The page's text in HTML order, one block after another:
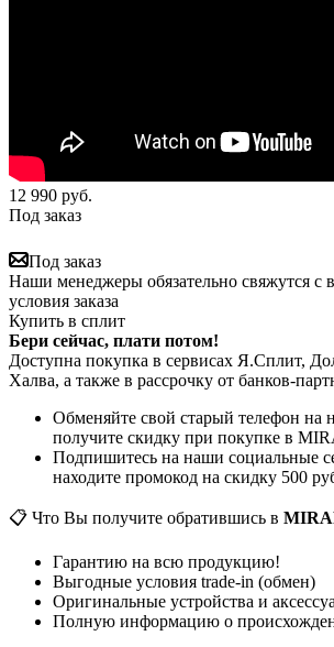
12 990 руб.
Под заказ
Под заказ
Наши менеджеры обязательно свяжутся с
условия заказа
Купить в сплит
Бери сейчас, плати потом!
Доступна покупка в сервисах Я.Сплит,
Халва, а также в рассрочку от банков-
Обменяйте свой старый телефон на
получите скидку при покупке в
Подпишитесь на наши социальные
находите промокод на скидку 500
📋 Что Вы получите обратившись в
Гарантию на всю продукцию!
Выгодные условия trade-in (обмен)
Оригинальные устройства и
Полную информацию о